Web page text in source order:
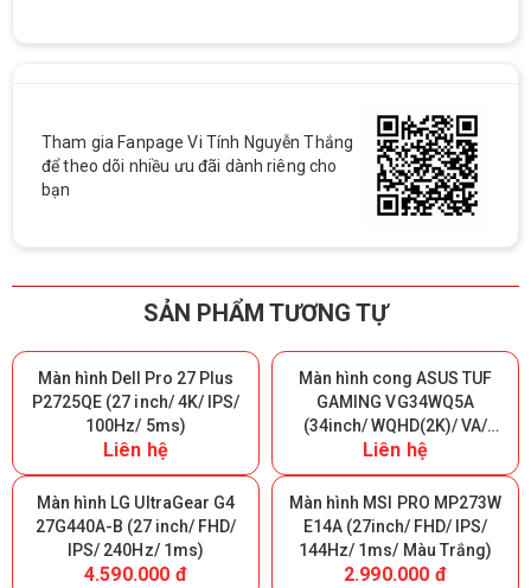
Tham gia Fanpage Vi Tính Nguyễn Thắng
để theo dõi nhiều ưu đãi dành riêng cho
bạn
SẢN PHẨM TƯƠNG TỰ
Màn hình Dell Pro 27 Plus
P2725QE (27 inch/ 4K/ IPS/
100Hz/ 5ms)
Liên hệ
Màn hình cong ASUS TUF
GAMING VG34WQ5A
(34inch/ WQHD(2K)/ VA/
200Hz/ 0.5ms/ 1500R)
Liên hệ
Màn hình LG UltraGear G4
27G440A-B (27 inch/ FHD/
IPS/ 240Hz/ 1ms)
4.590.000 đ
Màn hình MSI PRO MP273W
E14A (27inch/ FHD/ IPS/
144Hz/ 1ms/ Màu Trắng)
2.990.000 đ